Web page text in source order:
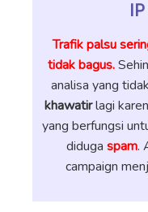
Trafik palsu
tidak bagus.
analisa yang
khawatirlagi
yang berfungsi
diduga spam.
campaign